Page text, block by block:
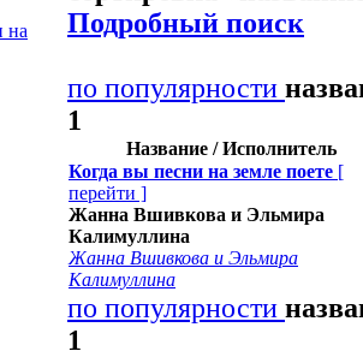
на
Подробный поиск
по популярности
1
Название / Исполнитель
Когда вы песни на земле поете [
перейти ]
Жанна Вшивкова и Эльмира
Калимуллина
Жанна Вшивкова и Эльмира
Калимуллина
по популярности
1